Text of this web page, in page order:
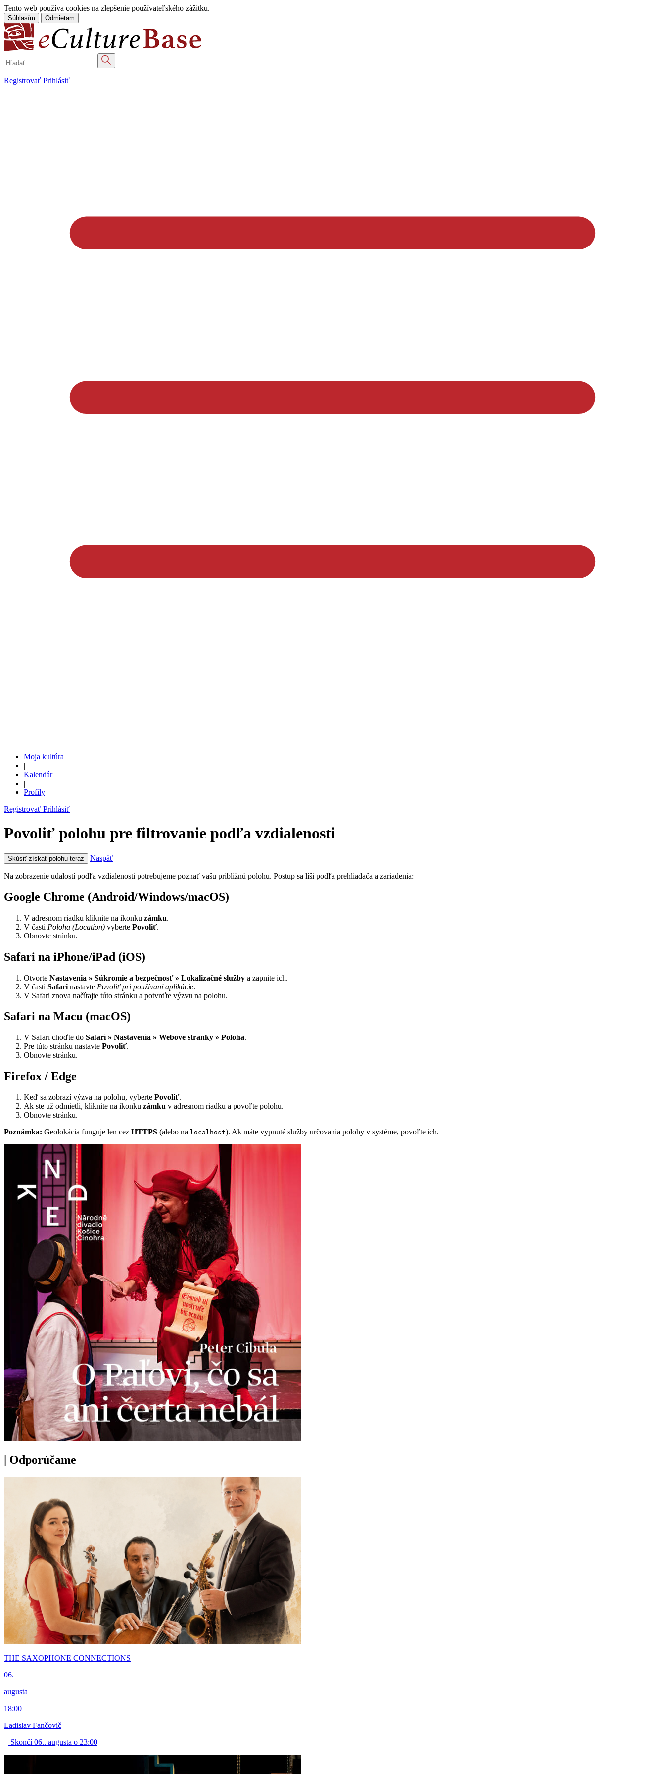
Tento web používa cookies na zlepšenie používateľského zážitku.
Súhlasím Odmietam
Registrovať Prihlásiť
Moja kultúra
|
Kalendár
|
Profily
Registrovať Prihlásiť
Povoliť polohu pre filtrovanie podľa vzdialenosti
Skúsiť získať polohu teraz Naspäť
Na zobrazenie udalostí podľa vzdialenosti potrebujeme poznať vašu približnú polohu. Postup sa líši podľa prehliadača a zariadenia:
Google Chrome (Android/Windows/macOS)
V adresnom riadku kliknite na ikonku zámku.
V časti Poloha (Location) vyberte Povoliť.
Obnovte stránku.
Safari na iPhone/iPad (iOS)
Otvorte Nastavenia » Súkromie a bezpečnosť » Lokalizačné služby a zapnite ich.
V časti Safari nastavte Povoliť pri používaní aplikácie.
V Safari znova načítajte túto stránku a potvrďte výzvu na polohu.
Safari na Macu (macOS)
V Safari choďte do Safari » Nastavenia » Webové stránky » Poloha.
Pre túto stránku nastavte Povoliť.
Obnovte stránku.
Firefox / Edge
Keď sa zobrazí výzva na polohu, vyberte Povoliť.
Ak ste už odmietli, kliknite na ikonku zámku v adresnom riadku a povoľte polohu.
Obnovte stránku.
Poznámka: Geolokácia funguje len cez HTTPS (alebo na localhost). Ak máte vypnuté služby určovania polohy v systéme, povoľte ich.
| Odporúčame
THE SAXOPHONE CONNECTIONS
06.
augusta
18:00
Ladislav Fančovič
Skončí 06.. augusta o 23:00